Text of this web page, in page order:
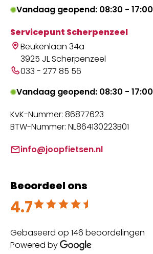
Vandaag geopend: 08:30 - 17:00
Servicepunt Scherpenzeel
Beukenlaan 34a
3925 JL Scherpenzeel
033 - 277 85 56
Vandaag geopend: 08:30 - 17:00
KvK-Nummer: 86877623
BTW-Nummer: NL864130223B01
info@joopfietsen.nl
Beoordeel ons
4.7
Beoordeeld met 4.7 uit 5
Gebaseerd op 146 beoordelingen
Powered by